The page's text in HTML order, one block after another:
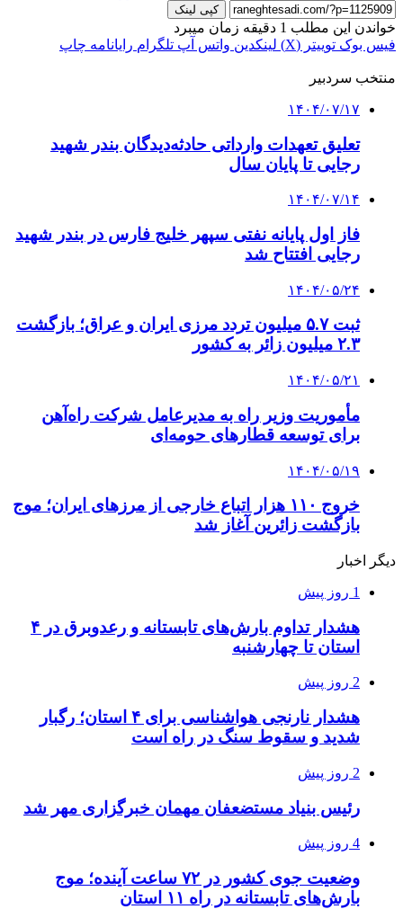
کپی لینک
خواندن این مطلب 1 دقیقه زمان میبرد
فیس بوک توییتر (X) لینکدین واتس آپ تلگرام رایانامه چاپ
منتخب سردبیر
۱۴۰۴/۰۷/۱۷
تعلیق تعهدات وارداتی حادثه‌دیدگان بندر شهید
رجایی تا پایان سال
۱۴۰۴/۰۷/۱۴
فاز اول پایانه نفتی سپهر خلیج فارس در بندر شهید
رجایی افتتاح شد
۱۴۰۴/۰۵/۲۴
ثبت ۵.۷ میلیون تردد مرزی ایران و عراق؛ بازگشت
۲.۳ میلیون زائر به کشور
۱۴۰۴/۰۵/۲۱
مأموریت وزیر راه به مدیرعامل شرکت راه‌آهن
برای توسعه قطارهای حومه‌ای
۱۴۰۴/۰۵/۱۹
خروج ۱۱۰ هزار اتباع خارجی از مرزهای ایران؛ موج
بازگشت زائرین آغاز شد
دیگر اخبار
1 روز پیش
هشدار تداوم بارش‌های تابستانه و رعدوبرق در ۴
استان تا چهارشنبه
2 روز پیش
هشدار نارنجی هواشناسی برای ۴ استان؛ رگبار
شدید و سقوط سنگ در راه است
2 روز پیش
رئیس بنیاد مستضعفان مهمان خبرگزاری مهر شد
4 روز پیش
وضعیت جوی کشور در ۷۲ ساعت آینده؛ موج
بارش‌های تابستانه در راه ۱۱ استان